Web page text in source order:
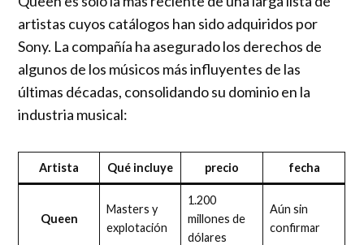
artistas cuyos catálogos han sido adquiridos por
Sony. La compañía ha asegurado los derechos de
algunos de los músicos más influyentes de las
últimas décadas, consolidando su dominio en la
industria musical:
Artista Qué incluye precio fecha
Queen
Masters y
explotación
1.200
millones de
dólares
Aún sin
confirmar